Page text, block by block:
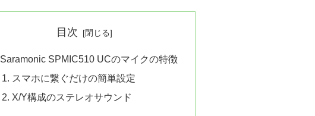
目次
Saramonic SPMIC510 UCのマイクの特徴
スマホに繋ぐだけの簡単設定
X/Y構成のステレオサウンド